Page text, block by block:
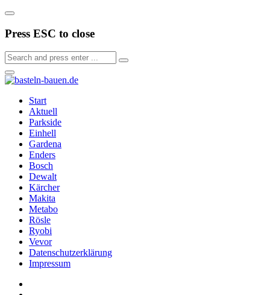
Press ESC to close
Start
Aktuell
Parkside
Einhell
Gardena
Enders
Bosch
Dewalt
Kärcher
Makita
Metabo
Rösle
Ryobi
Vevor
Datenschutzerklärung
Impressum